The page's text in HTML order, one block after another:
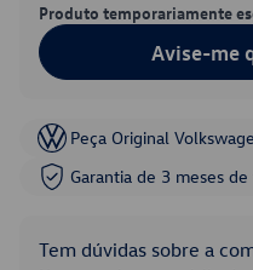
Produto temporariamente
Avise-me
Peça Original
Garantia de 3 meses
Tem dúvidas sobre a